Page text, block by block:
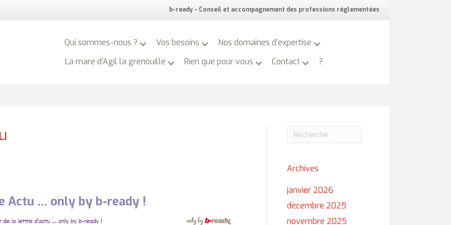
b-ready - Conseil et accompagnement des professions réglementées
Qui sommes-nous ? Vos besoins
Nos domaines d’expertise
La mare d’Agil la grenouille
Rien que pour vous Contact ?
Actu … only by b-ready !
Archives
janvier 2026
décembre 2025
novembre 2025